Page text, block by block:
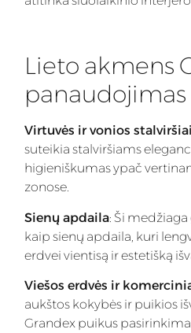
Lieto akmens
panaudojimas
Virtuvės ir vonios stalviršiai
suteikia stalviršiams
higieniškumas ypač
zonose.
Sienų apdaila: Ši
kaip sienų apdaila, kuri
erdvei vientisą ir estetišką
Viešos erdvės ir
aukštos kokybės ir puikios
Grandex puikus